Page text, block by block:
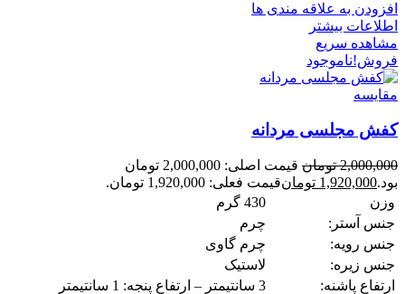
افزودن به علاقه مندی ها
اطلاعات بیشتر
مشاهده سریع
فروش!ناموجود
مقایسه
کفش مجلسی مردانه
2,000,000 تومان
قیمت اصلی: 2,000,000 تومان
بود.1,920,000 تومانقیمت فعلی: 1,920,000 تومان.
وزن
430 گرم
جنس آستر:
چرم
جنس رویه:
چرم گاوی
جنس زیره:
لاستیک
ارتفاع پاشنه:
3 سانتیمتر – ارتفاع پنجه: 1 سانتیمتر